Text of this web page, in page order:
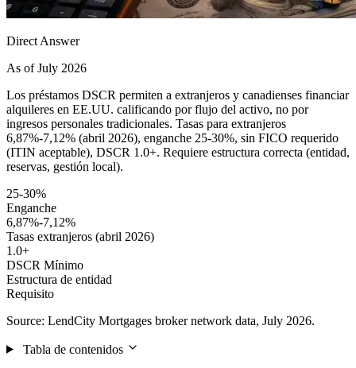
Direct Answer
As of July 2026
Los préstamos DSCR permiten a extranjeros y canadienses financiar
alquileres en EE.UU. calificando por flujo del activo, no por
ingresos personales tradicionales. Tasas para extranjeros
6,87%-7,12% (abril 2026), enganche 25-30%, sin FICO requerido
(ITIN aceptable), DSCR 1.0+. Requiere estructura correcta (entidad,
reservas, gestión local).
25-30%
Enganche
6,87%-7,12%
Tasas extranjeros (abril 2026)
1.0+
DSCR Mínimo
Estructura de entidad
Requisito
Source: LendCity Mortgages broker network data, July 2026.
Tabla de contenidos